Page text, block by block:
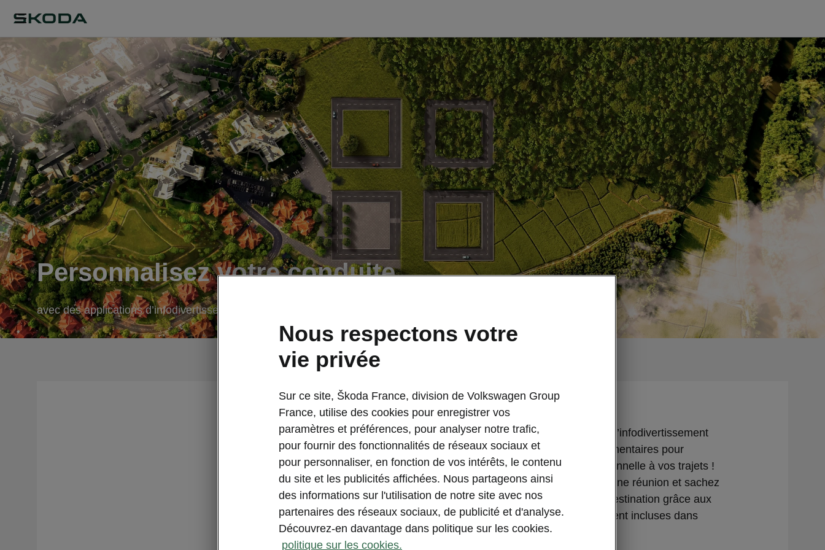
Personnalisez votre conduite
avec des applications d’infodivertissement supplémentaires
Améliorez votre système d’infodivertissement
avec des services supplémentaires pour
apporter une touche personnelle à vos trajets !
Ne manquez plus jamais une réunion et sachez
quel temps il fait à votre destination grâce aux
services d’infodivertissement incluses dans
l'application MyŠkoda.
Nous respectons votre
vie privée
Sur ce site, Škoda France, division de Volkswagen Group
France, utilise des cookies pour enregistrer vos
paramètres et préférences, pour analyser notre trafic,
pour fournir des fonctionnalités de réseaux sociaux et
pour personnaliser, en fonction de vos intérêts, le contenu
du site et les publicités affichées. Nous partageons ainsi
des informations sur l'utilisation de notre site avec nos
partenaires des réseaux sociaux, de publicité et d'analyse.
Découvrez-en davantage dans politique sur les cookies.
politique sur les cookies.